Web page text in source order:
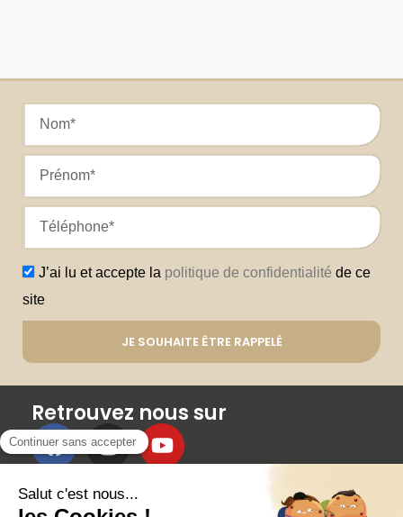
J’ai lu et accepte la politique de confidentialité de ce
site
JE SOUHAITE ÊTRE RAPPELÉ
Retrouvez nous sur